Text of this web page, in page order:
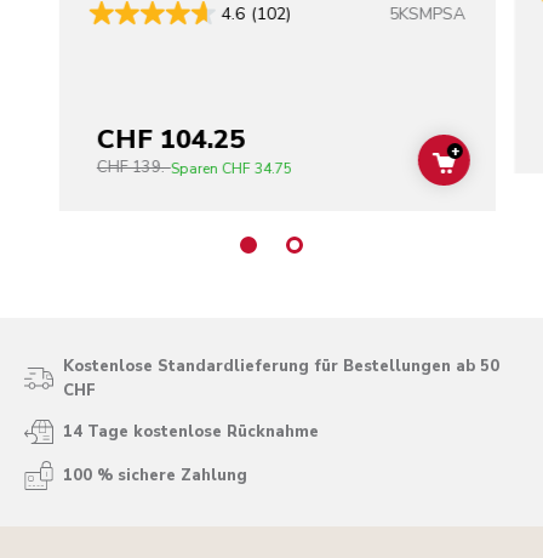
4.6 (102) 5KSMPSA
CHF 104.25
CHF 139.-Sparen CHF 34.75 ADD TO
+
Kostenlose Standardlieferung für Bestellungen ab 50
CHF
14 Tage kostenlose Rücknahme
100 % sichere Zahlung